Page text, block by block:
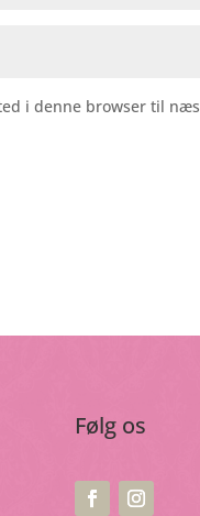
i denne browser til
Følg os